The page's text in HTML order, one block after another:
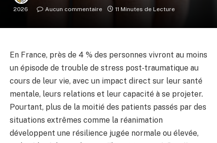
2026
Aucun commentaire 11 Minutes de Lecture
En France, près de 4 % des personnes vivront au moins
un épisode de trouble de stress post‑traumatique au
cours de leur vie, avec un impact direct sur leur santé
mentale, leurs relations et leur capacité à se projeter.
Pourtant, plus de la moitié des patients passés par des
situations extrêmes comme la réanimation
développent une résilience jugée normale ou élevée,